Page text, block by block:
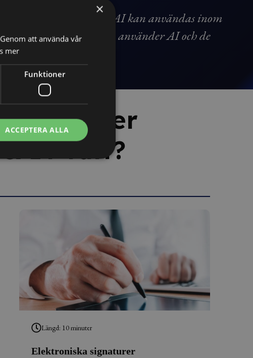
lära sig mer om hur AI kan användas inom
företag som redan använder AI och de
kurser
IT-rätt?
Längd: 10 minuter
Elektroniska signaturer
×
att använda vår
mer
Funktioner
ACCEPTERA ALLA